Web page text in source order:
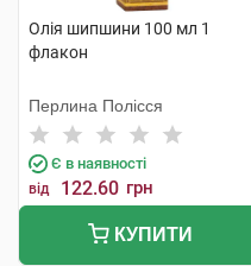
Олія шипшини 100 мл 1
флакон
Перлина Полісся
Є в наявності
від 122.60 грн
КУПИТИ